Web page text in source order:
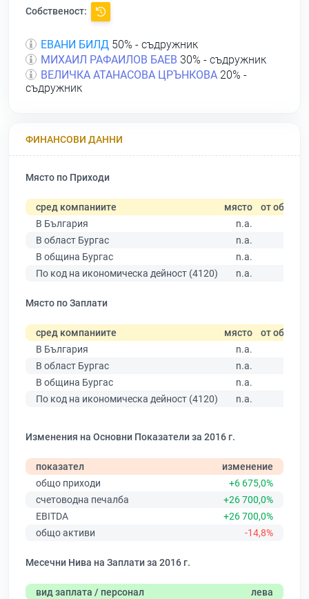
Собственост:
ЕВАНИ БИЛД 50% - съдружник
МИХАИЛ РАФАИЛОВ БАЕВ 30% - съдружник
ВЕЛИЧКА АТАНАСОВА ЦРЪНКОВА 20% -
съдружник
ФИНАНСОВИ ДАННИ
Място по Приходи
сред компаниите място от общо
В България
n.a.
В област Бургас
n.a.
В община Бургас
n.a.
По код на икономическа дейност (4120)
n.a.
Място по Заплати
сред компаниите място от общо
В България
n.a.
В област Бургас
n.a.
В община Бургас
n.a.
По код на икономическа дейност (4120)
n.a.
Изменения на Основни Показатели за 2016 г.
показател
изменение
общо приходи
+6 675,0%
счетоводна печалба
+26 700,0%
EBITDA
+26 700,0%
общо активи
-14,8%
Месечни Нива на Заплати за 2016 г.
вид заплата / персонал
лева